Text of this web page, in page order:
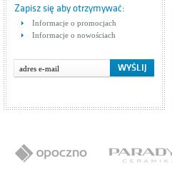
Zapisz się aby otrzymywać:
Informacje o promocjach
Informacje o nowościach